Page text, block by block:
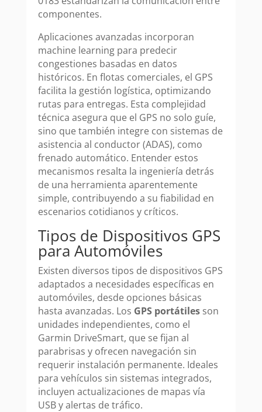
componentes.
Aplicaciones avanzadas incorporan
machine learning para predecir
congestiones basadas en datos
históricos. En flotas comerciales, el GPS
facilita la gestión logística, optimizando
rutas para entregas. Esta complejidad
técnica asegura que el GPS no solo guíe,
sino que también integre con sistemas de
asistencia al conductor (ADAS), como
frenado automático. Entender estos
mecanismos resalta la ingeniería detrás
de una herramienta aparentemente
simple, contribuyendo a su fiabilidad en
escenarios cotidianos y críticos.
Tipos de Dispositivos GPS
para Automóviles
Existen diversos tipos de dispositivos GPS
adaptados a necesidades específicas en
automóviles, desde opciones básicas
hasta avanzadas. Los GPS portátilesson
unidades independientes, como el
Garmin DriveSmart, que se fijan al
parabrisas y ofrecen navegación sin
requerir instalación permanente. Ideales
para vehículos sin sistemas integrados,
incluyen actualizaciones de mapas vía
USB y alertas de tráfico.